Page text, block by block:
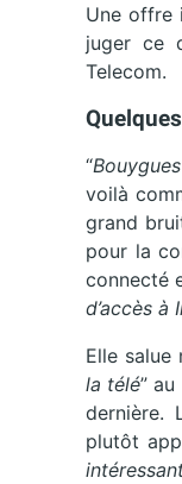
Une offre
juger ce
Telecom.
“
voilà
grand
pour la
connecté
d’accès
Elle salue
la télé”
dernière.
plutôt